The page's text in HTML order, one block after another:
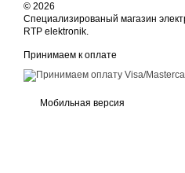
© 2026
Специализированый магазин
RTP elektronik.
Принимаем к оплате
Мобильная версия